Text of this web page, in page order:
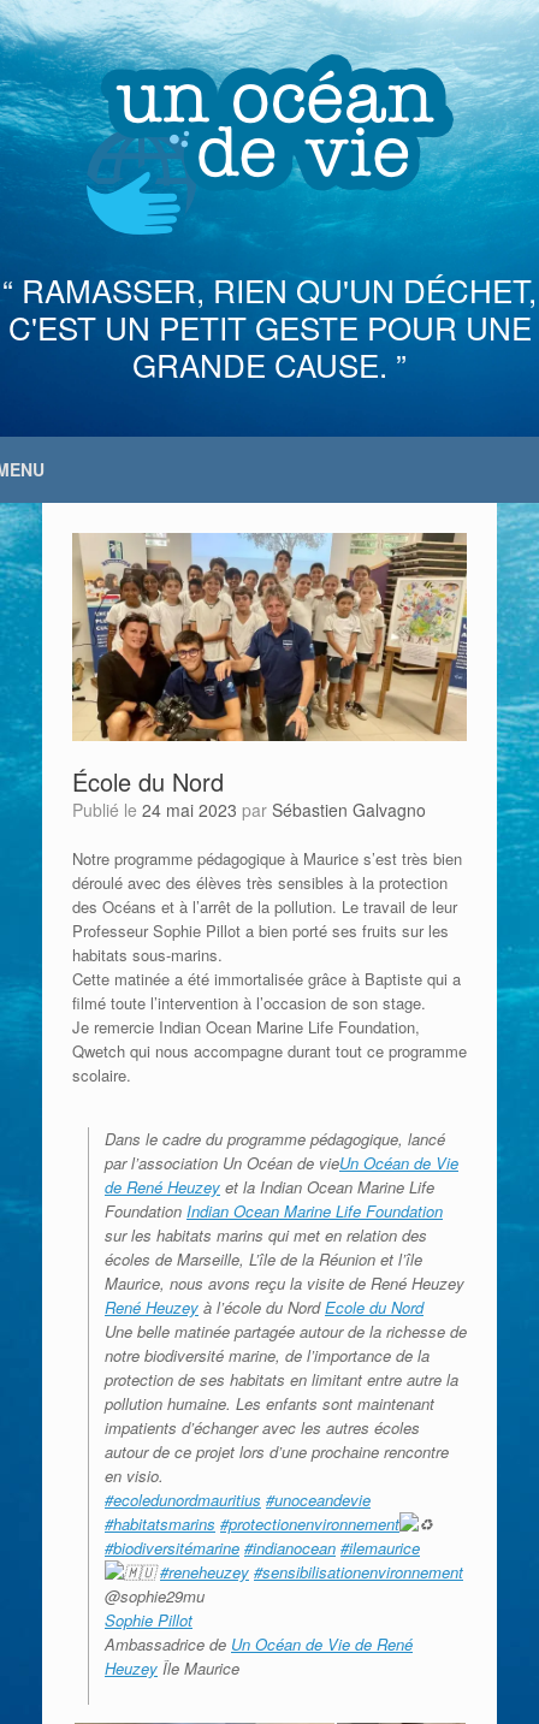
Skip
to
content
“ RAMASSER, RIEN QU'UN DÉCHET,
C'EST UN PETIT GESTE POUR UNE
GRANDE CAUSE. ”
École du Nord
Publié le 24 mai 2023 par Sébastien Galvagno
Notre programme pédagogique à Maurice s’est très bien
déroulé avec des élèves très sensibles à la protection
des Océans et à l’arrêt de la pollution. Le travail de leur
Professeur Sophie Pillot a bien porté ses fruits sur les
habitats sous-marins.
Cette matinée a été immortalisée grâce à Baptiste qui a
filmé toute l’intervention à l’occasion de son stage.
Je remercie Indian Ocean Marine Life Foundation,
Qwetch qui nous accompagne durant tout ce programme
scolaire.
Dans le cadre du programme pédagogique, lancé
par l’association Un Océan de vieUn Océan de Vie
de René Heuzey et la Indian Ocean Marine Life
Foundation Indian Ocean Marine Life Foundation
sur les habitats marins qui met en relation des
écoles de Marseille, L’île de la Réunion et l’île
Maurice, nous avons reçu la visite de René Heuzey
René Heuzey à l’école du NordEcole du Nord
Une belle matinée partagée autour de la richesse de
notre biodiversité marine, de l’importance de la
protection de ses habitats en limitant entre autre la
pollution humaine. Les enfants sont maintenant
impatients d’échanger avec les autres écoles
autour de ce projet lors d’une prochaine rencontre
en visio.
#ecoledunordmauritius #unoceandevie
#habitatsmarins #protectionenvironnement
#biodiversitémarine #indianocean #ilemaurice
#reneheuzey #sensibilisationenvironnement
@sophie29mu
Sophie Pillot
Ambassadrice de Un Océan de Vie de René
Heuzey Île Maurice